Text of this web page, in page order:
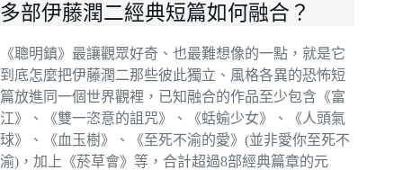
多部伊藤潤二經典短篇如何融合？
《聰明鎮》最讓觀眾好奇、也最難想像的一點，就是它
到底怎麼把伊藤潤二那些彼此獨立、風格各異的恐怖短
篇放進同一個世界觀裡，已知融合的作品至少包含《富
江》、《雙一恣意的詛咒》、《蛞蝓少女》、《人頭氣
球》、《血玉樹》、《至死不渝的愛》(並非愛你至死不
渝)，加上《菸草會》等，合計超過8部經典篇章的元